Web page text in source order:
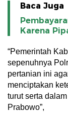
Baca Juga
Karena
“Pemerintah
sepenuhnya
pertanian ini
menciptakan
turut serta
Prabowo”,